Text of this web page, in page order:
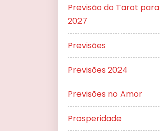
Previsão do Tarot para
2027
Previsões
Previsões 2024
Previsões no Amor
Prosperidade